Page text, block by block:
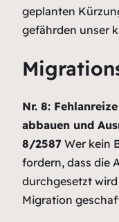
geplanten
gefährden unser
Nr. 8:
abbauen und
8/2587 Wer kein
fordern, dass die
durchgesetzt
Migration